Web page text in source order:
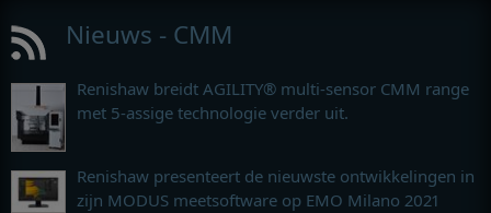
Nieuws - CMM
Renishaw breidt AGILITY® multi-sensor CMM range
met 5-assige technologie verder uit.
Renishaw presenteert de nieuwste ontwikkelingen in
zijn MODUS meetsoftware op EMO Milano 2021